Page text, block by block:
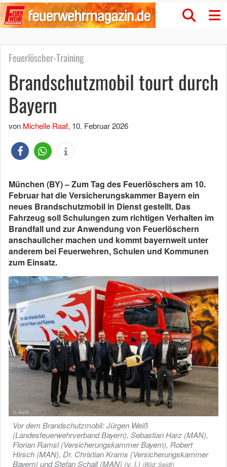
Feuerlöscher-Training
Brandschutzmobil tourt durch
Bayern
von Michelle Raaf, 10. Februar 2026
München (BY) – Zum Tag des Feuerlöschers am 10.
Februar hat die Versicherungskammer Bayern ein
neues Brandschutzmobil in Dienst gestellt. Das
Fahrzeug soll Schulungen zum richtigen Verhalten im
Brandfall und zur Anwendung von Feuerlöschern
anschaulicher machen und kommt bayernweit unter
anderem bei Feuerwehren, Schulen und Kommunen
zum Einsatz.
Vor dem Brandschutzmobil: Jürgen Weiß
(Landesfeuerwehrverband Bayern), Sebastian Harz (MAN),
Florian Ramsl (Versicherungskammer Bayern), Robert
Hirsch (MAN), Dr. Christian Krams (Versicherungskammer
Bayern) und Stefan Schall (MAN) (v. l.) (Bild: Seidl)